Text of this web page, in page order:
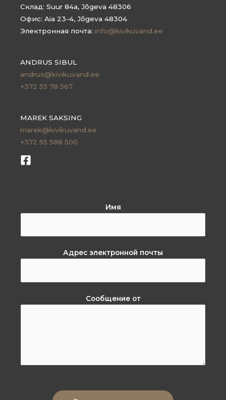
Склад: Suur 84a, Jõgeva 48306
Офис: Aia 23-4, Jõgeva 48304
Электронная почта: info@kivikuvand.ee
ANDRUS SIBUL
andrus@kivikuvand.ee
+372 55 78 567
MAREK SAKSING
marek@kivikuvand.ee
+372 55 588 500
Имя
Адрес электронной почты
Сообщение от